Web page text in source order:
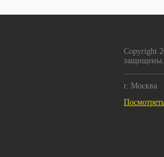
Copyright
защищены.
г. Москва